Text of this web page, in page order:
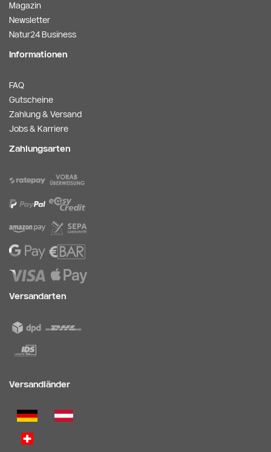
Magazin
Newsletter
Natur24 Business
Informationen
FAQ
Gutscheine
Zahlung & Versand
Jobs & Karriere
Zahlungsarten
Versandarten
Versandländer